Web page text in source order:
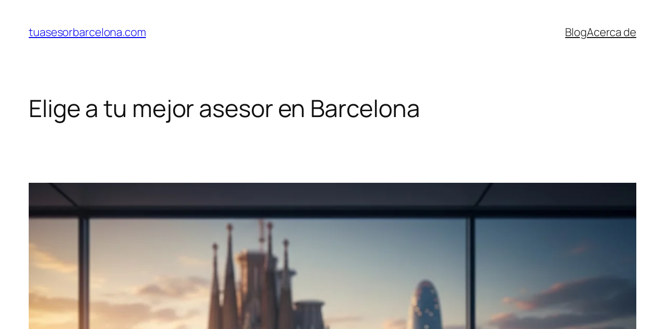
contenido
tuasesorbarcelona.com BlogAcerca de
Elige a tu mejor asesor en Barcelona